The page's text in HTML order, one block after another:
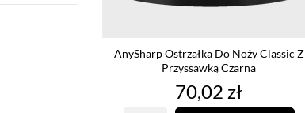
AnySharp Ostrzałka Do Noży Classic Z
Przyssawką Czarna
Cena
70,02 zł